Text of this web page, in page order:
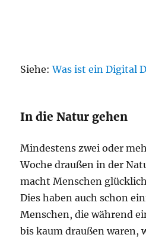
Siehe:Was ist ein Digital
In die Natur gehen
Mindestens zwei oder
Woche draußen in der
macht Menschen
Dies haben auch schon
Menschen, die während
bis kaum draußen waren,